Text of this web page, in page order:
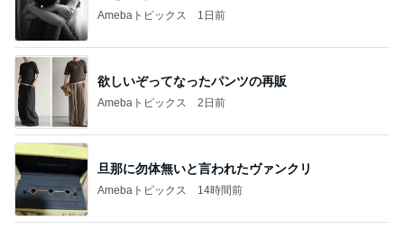
Amebaトピックス 1日前
欲しいぞってなったパンツの再販
Amebaトピックス 2日前
旦那に勿体無いと言われたヴァンクリ
Amebaトピックス 14時間前